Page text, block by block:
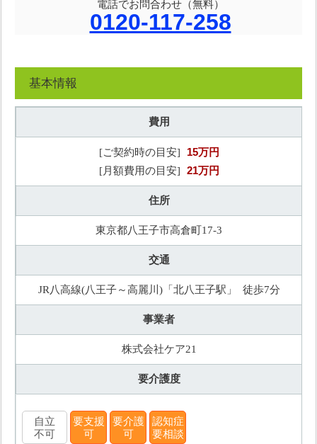
電話でお問合わせ（無料）
0120-117-258
基本情報
費用
[ご契約時の目安] 15万円
[月額費用の目安] 21万円
住所
東京都八王子市高倉町17-3
交通
JR八高線(八王子～高麗川)「北八王子駅」 徒歩7分
事業者
株式会社ケア21
要介護度
自立
不可
要支援
可
要介護
可
認知症
要相談